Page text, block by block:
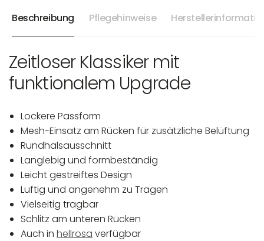
Beschreibung Pflegehinweise
Zeitloser Klassiker mit
funktionalem Upgrade
Lockere Passform
Mesh-Einsatz am Rücken für zusätzliche Belüftung
Rundhalsausschnitt
Langlebig und formbeständig
Leicht gestreiftes Design
Luftig und angenehm zu Tragen
Vielseitig tragbar
Schlitz am unteren Rücken
Auch in hellrosa verfügbar